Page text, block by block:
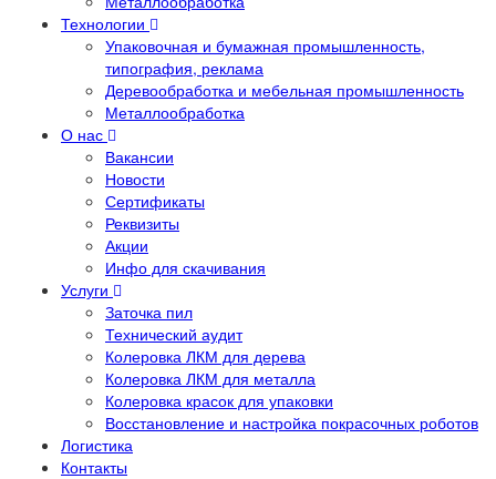
Технологии
Упаковочная и бумажная промышленность,
типография, реклама
Деревообработка и мебельная промышленность
Металлообработка
О нас
Вакансии
Новости
Сертификаты
Реквизиты
Акции
Инфо для скачивания
Услуги
Заточка пил
Технический аудит
Колеровка ЛКМ для дерева
Колеровка ЛКМ для металла
Колеровка красок для упаковки
Восстановление и настройка покрасочных роботов
Логистика
Контакты